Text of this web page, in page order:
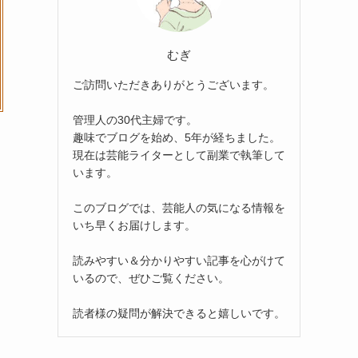
むぎ
ご訪問いただきありがとうございます。
管理人の30代主婦です。
趣味でブログを始め、5年が経ちました。
現在は芸能ライターとして副業で執筆して
います。
このブログでは、芸能人の気になる情報を
いち早くお届けします。
読みやすい＆分かりやすい記事を心がけて
いるので、ぜひご覧ください。
読者様の疑問が解決できると嬉しいです。